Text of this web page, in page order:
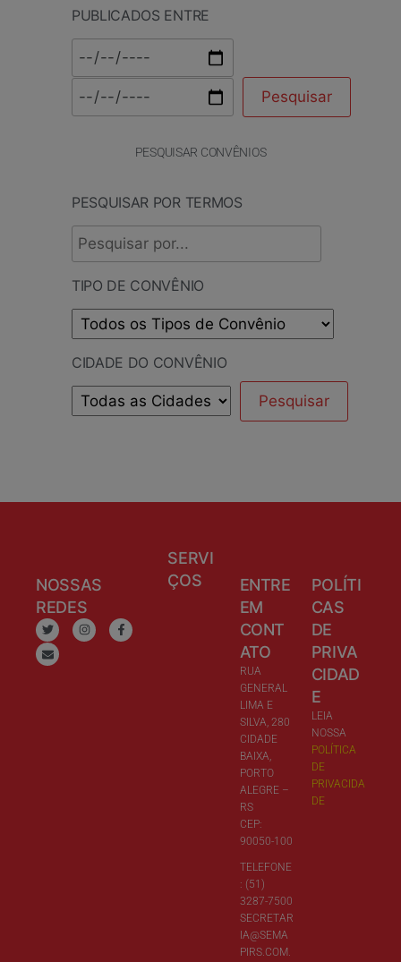
PUBLICADOS ENTRE
PESQUISAR CONVÊNIOS
PESQUISAR POR TERMOS
TIPO DE CONVÊNIO
CIDADE DO CONVÊNIO
NOSSAS
REDES
SERVI
ÇOS
ENTRE
EM
CONT
ATO
RUA
GENERAL
LIMA E
SILVA, 280
CIDADE
BAIXA,
PORTO
ALEGRE –
RS
CEP:
90050-100
TELEFONE
: (51)
3287-7500
SECRETAR
IA@SEMA
PIRS.COM.
POLÍTI
CAS
DE
PRIVA
CIDAD
E
LEIA
NOSSA
POLÍTICA
DE
PRIVACIDA
DE